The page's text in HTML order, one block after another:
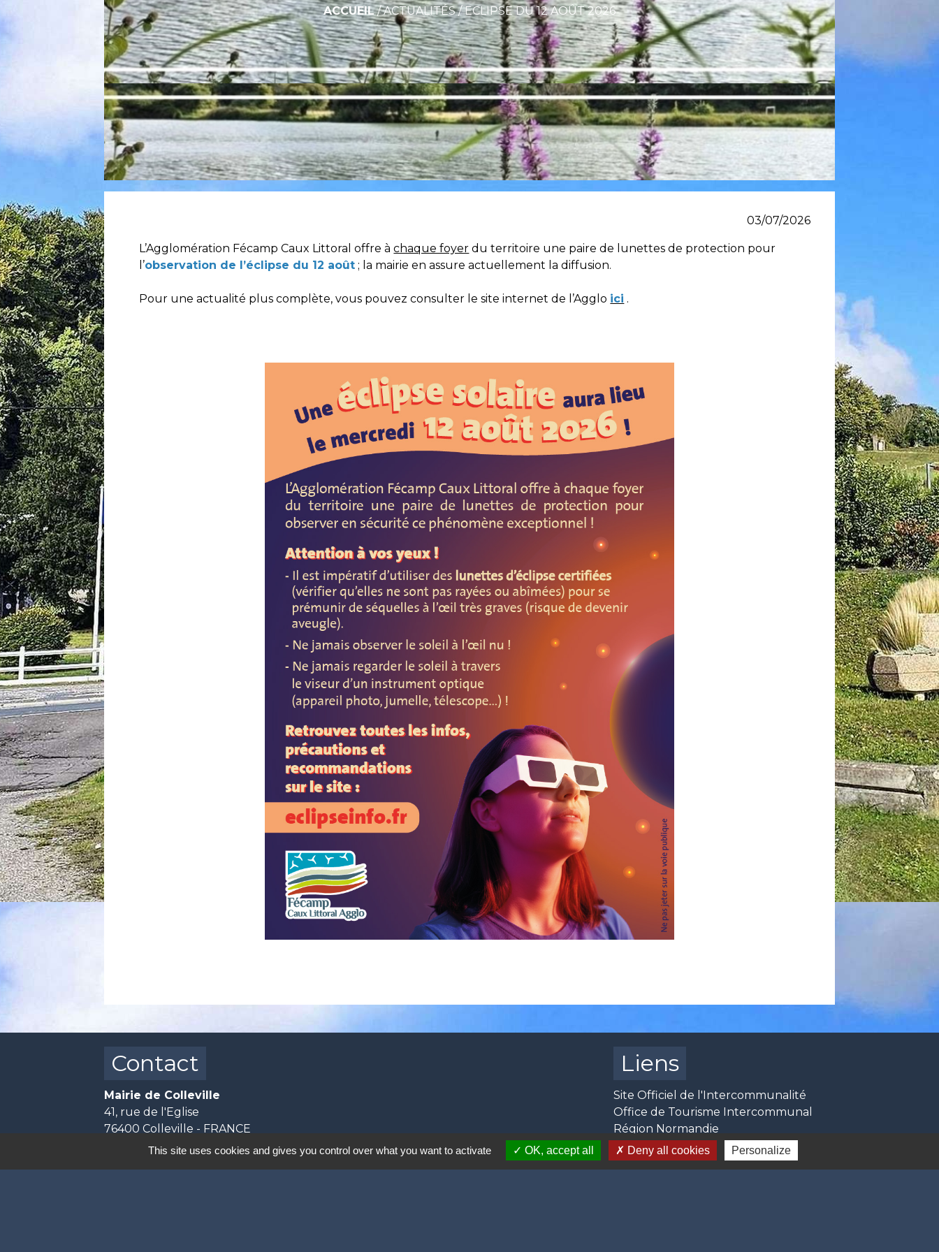
ACCUEIL/ACTUALITÉS/ECLIPSE DU 12 AOÛT 2026
03/07/2026
L’Agglomération Fécamp Caux Littoral offre àchaque foyer du territoire une paire de lunettes de protection pour
l’observation de l’éclipse du 12 août ; la mairie en assure actuellement la diffusion.
Pour une actualité plus complète, vous pouvez consulter le site internet de l’Agglo ici .
Contact
Mairie de Colleville
41, rue de l'Eglise
76400 Colleville - FRANCE
+33 2 35 28 08 94
Contact par formulaire
Liens
Site Officiel de l'Intercommunalité
Office de Tourisme Intercommunal
Région Normandie
Seine-Maritime Le Département
Préfecture de Seine-Maritime
This site uses cookies and gives you control over what you want to activate OK, accept all Deny all cookies Personalize